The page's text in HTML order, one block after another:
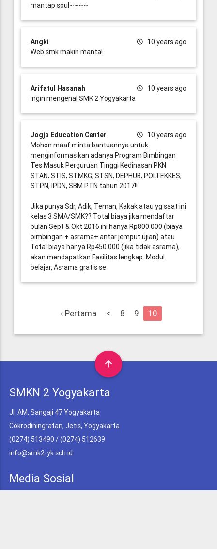
mantap soul~~~~
10 years ago
Angki
Web smk makin manta!
10 years ago
Arifatul Hasanah
Ingin mengenal SMK 2 Yogyakarta
10 years ago
Jogja Education Center
Mohon maaf minta bantuannya untuk
menginformasikan adanya Program Bimbingan
Tes Masuk Perguruan Tinggi Kedinasan PKN
STAN, STIS, STMKG, STSN, DEPHUB, POLTEKKES,
STPN, IPDN, SBM PTN tahun 2017!!
Jika punya Sdr, Adik, Teman, Kakak atau yg saat ini
kelas 3 SMA/SMK?? Total biaya jika mendaftar
bulan Sept & Okt 2016 ini hanya Rp800.000 (biaya
bimbingan + asrama+ antar jemput ujian) atau
Total biaya hanya Rp450.000 (jika tidak asrama),
akan mendapatkan Fasilitas lengkap: Modul
belajar, Asrama gratis se
‹ Pertama < 8 9 10
arrow_upward
SMKN 2 Yogyakarta
Jl. AM. Sangaji 47 Yogyakarta
Cokrodiningratan, Jetis, Yogyakarta
(0274) 513490 / (0274) 512639
info@smk2-yk.sch.id
Media Sosial